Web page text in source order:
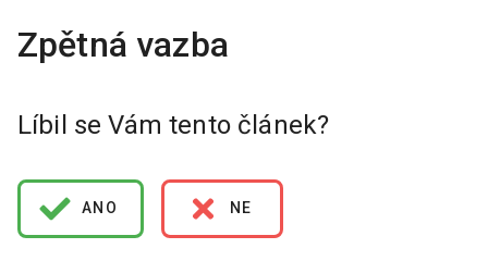
Líbil se Vám tento článek?
ANO NE